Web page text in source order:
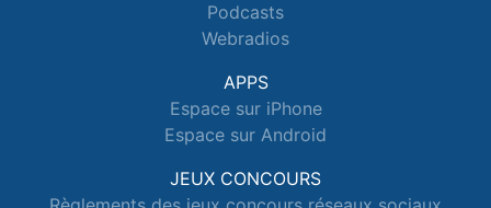
Podcasts
Webradios
APPS
Espace sur iPhone
Espace sur Android
JEUX CONCOURS